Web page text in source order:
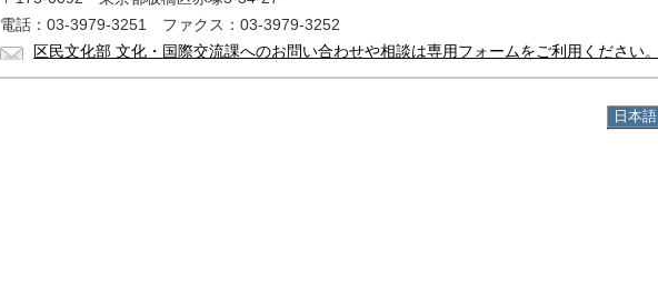
日本語
電話：03-3979-3251 ファクス：03-3979-3252
区民文化部 文化・国際交流課へのお問い合わせや相談は専用フォームをご利用ください。